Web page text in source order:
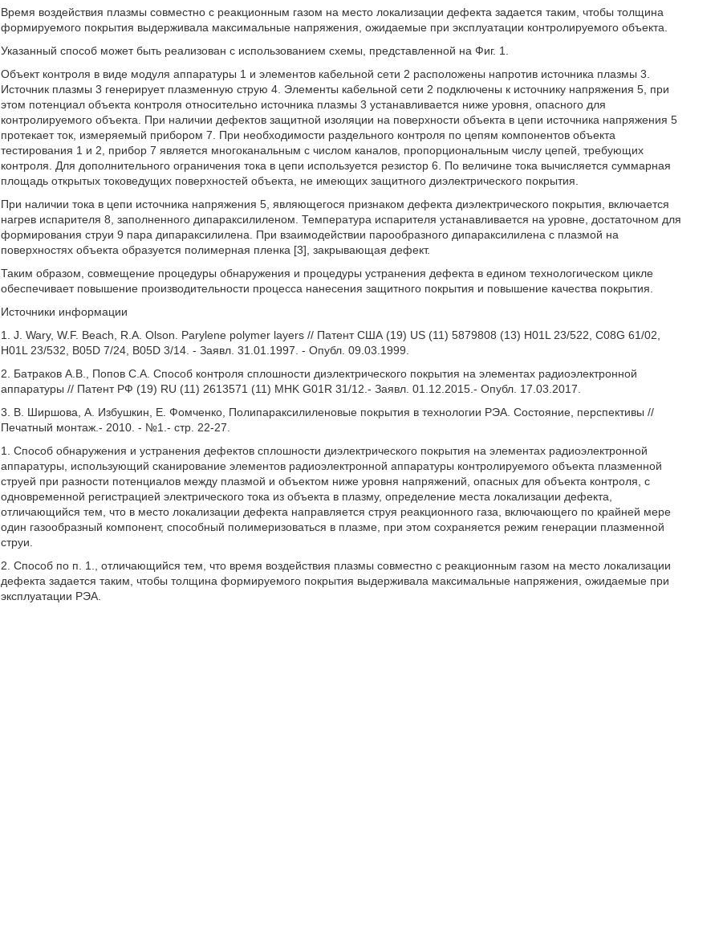
Время воздействия плазмы совместно с реакционным газом на место локализации дефекта задается таким, чтобы толщина
формируемого покрытия выдерживала максимальные напряжения, ожидаемые при эксплуатации контролируемого объекта.
Указанный способ может быть реализован с использованием схемы, представленной на Фиг. 1.
Объект контроля в виде модуля аппаратуры 1 и элементов кабельной сети 2 расположены напротив источника плазмы 3.
Источник плазмы 3 генерирует плазменную струю 4. Элементы кабельной сети 2 подключены к источнику напряжения 5, при
этом потенциал объекта контроля относительно источника плазмы 3 устанавливается ниже уровня, опасного для
контролируемого объекта. При наличии дефектов защитной изоляции на поверхности объекта в цепи источника напряжения 5
протекает ток, измеряемый прибором 7. При необходимости раздельного контроля по цепям компонентов объекта
тестирования 1 и 2, прибор 7 является многоканальным с числом каналов, пропорциональным числу цепей, требующих
контроля. Для дополнительного ограничения тока в цепи используется резистор 6. По величине тока вычисляется суммарная
площадь открытых токоведущих поверхностей объекта, не имеющих защитного диэлектрического покрытия.
При наличии тока в цепи источника напряжения 5, являющегося признаком дефекта диэлектрического покрытия, включается
нагрев испарителя 8, заполненного дипараксилиленом. Температура испарителя устанавливается на уровне, достаточном для
формирования струи 9 пара дипараксилилена. При взаимодействии парообразного дипараксилилена с плазмой на
поверхностях объекта образуется полимерная пленка [3], закрывающая дефект.
Таким образом, совмещение процедуры обнаружения и процедуры устранения дефекта в едином технологическом цикле
обеспечивает повышение производительности процесса нанесения защитного покрытия и повышение качества покрытия.
Источники информации
1. J. Wary, W.F. Beach, R.A. Olson. Parylene polymer layers // Патент США (19) US (11) 5879808 (13) H01L 23/522, C08G 61/02,
H01L 23/532, B05D 7/24, B05D 3/14. - Заявл. 31.01.1997. - Опубл. 09.03.1999.
2. Батраков А.В., Попов С.А. Способ контроля сплошности диэлектрического покрытия на элементах радиоэлектронной
аппаратуры // Патент РФ (19) RU (11) 2613571 (11) MHK G01R 31/12.- Заявл. 01.12.2015.- Опубл. 17.03.2017.
3. В. Ширшова, А. Избушкин, Е. Фомченко, Полипараксилиленовые покрытия в технологии РЭА. Состояние, перспективы //
Печатный монтаж.- 2010. - №1.- стр. 22-27.
1. Способ обнаружения и устранения дефектов сплошности диэлектрического покрытия на элементах радиоэлектронной
аппаратуры, использующий сканирование элементов радиоэлектронной аппаратуры контролируемого объекта плазменной
струей при разности потенциалов между плазмой и объектом ниже уровня напряжений, опасных для объекта контроля, с
одновременной регистрацией электрического тока из объекта в плазму, определение места локализации дефекта,
отличающийся тем, что в место локализации дефекта направляется струя реакционного газа, включающего по крайней мере
один газообразный компонент, способный полимеризоваться в плазме, при этом сохраняется режим генерации плазменной
струи.
2. Способ по п. 1., отличающийся тем, что время воздействия плазмы совместно с реакционным газом на место локализации
дефекта задается таким, чтобы толщина формируемого покрытия выдерживала максимальные напряжения, ожидаемые при
эксплуатации РЭА.